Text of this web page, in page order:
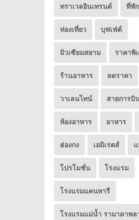
ทราเวลอินเทรนด์ ที่พัก
ท่องเที่ยว บุฟเฟ่ต์
มิวเซียมสยาม ราคาพิ
ร้านอาหาร ลดราคา
วาเลนไทน์ สายการบิ
ห้องอาหาร อาหาร
ฮ่องกง เอมิเรตส์
โปรโมชั่น โรงแรม
โรงแรมแคนทารี
โรงแรมแม่น้ำ รามาดาพล